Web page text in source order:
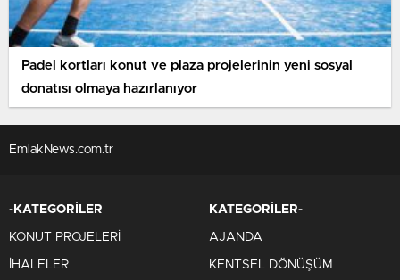
Padel kortları konut ve plaza projelerinin yeni sosyal
donatısı olmaya hazırlanıyor
EmlakNews.com.tr
-KATEGORİLER
KONUT PROJELERİ
İHALELER
KATEGORİLER-
AJANDA
KENTSEL DÖNÜŞÜM